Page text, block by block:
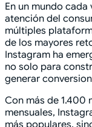
En un mundo
atención del
múltiples
de los mayores
Instagram ha
no solo para
generar
Con más de 1.400
mensuales,